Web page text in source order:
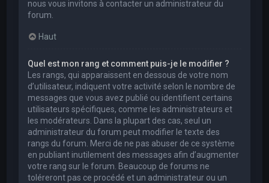
nous vous invitons à contacter un administrateur du
forum.
Haut
Quel est mon rang et comment puis-je le modifier ?
Les rangs, qui apparaissent en dessous de votre nom
d’utilisateur, indiquent votre activité selon le nombre de
messages que vous avez publié ou identifient certains
utilisateurs spécifiques, comme les administrateurs et
les modérateurs. Dans la plupart des cas, seul un
administrateur du forum peut modifier le texte des
rangs du forum. Merci de ne pas abuser de ce système
en publiant inutilement des messages afin d’augmenter
votre rang sur le forum. Beaucoup de forums ne
toléreront pas ce procédé et un administrateur ou un